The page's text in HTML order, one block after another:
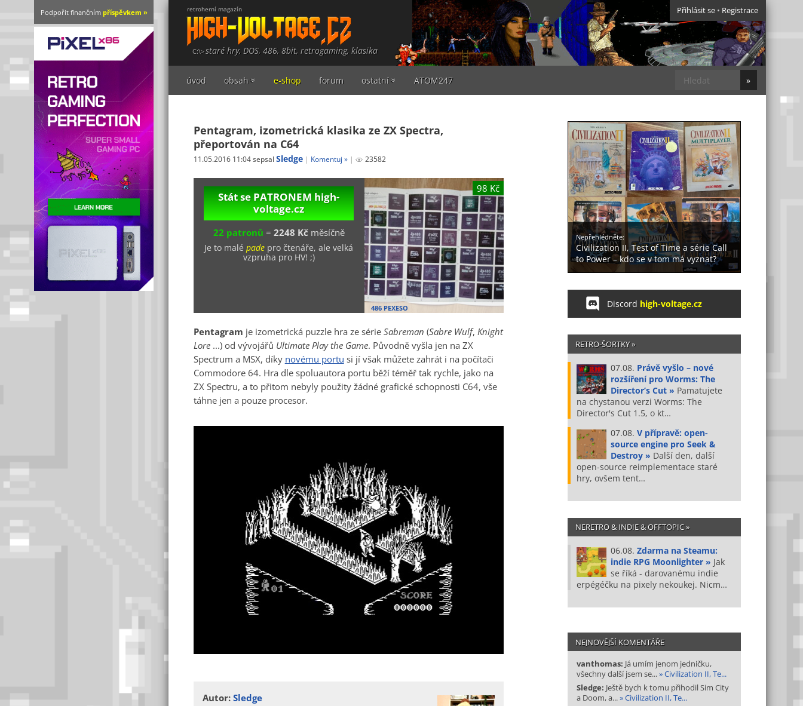
retroherní magazín
staré hry, DOS, 486, 8bit, retrogaming, klasika
Přihlásit se • Registrace
úvod obsah e-shop forum ostatní ATOM247
Pentagram, izometrická klasika ze ZX Spectra,
přeportován na C64
11.05.2016 11:04 sepsal Sledge Komentuj » 23582
Stát se PATRONEMhigh-
voltage.cz
22 patronů = 2248 Kčměsíčně
Je to malépade pro čtenáře, ale velká
vzpruha pro HV! ;)
98 Kč
486 PEXESO
Pentagram je izometrická puzzle hra ze sérieSabreman (Sabre Wulf, Knight
Lore...) od vývojářů Ultimate Play the Game. Původně vyšla jen na ZX
Spectrum a MSX, díky novému portu si jí však můžete zahrát i na počítači
Commodore 64. Hra dle spoluautora portu běží téměř tak rychle, jako na
ZX Spectru, a to přitom nebyly použity žádné grafické schopnosti C64, vše
táhne jen a pouze procesor.
Autor:Sledge
Nepřehlédněte:
Civilization II, Test of Time a série Call
to Power – kdo se v tom má vyznat?
Discord high-voltage.cz
RETRO-ŠORTKY »
07.08. Právě vyšlo – nové
rozšíření pro Worms: The
Director’s Cut » Pamatujete
na chystanou verzi Worms: The
Director's Cut 1.5, o kt…
07.08. V přípravě: open-
source engine pro Seek &
Destroy » Další den, další
open-source reimplementace staré
hry, ovšem tent…
NERETRO & INDIE & OFFTOPIC »
06.08. Zdarma na Steamu:
indie RPG Moonlighter » Jak
se říká - darovanému indie
erpégéčku na pixely nekoukej. Nicm…
NEJNOVĚJŠÍ KOMENTÁŘE
vanthomas: Já umím jenom jedničku,
všechny další jsem se...» Civilization II, Te...
Sledge: Ještě bych k tomu přihodil Sim City
a Doom, a...» Civilization II, Te...
Podpořit finančním příspěvkem »